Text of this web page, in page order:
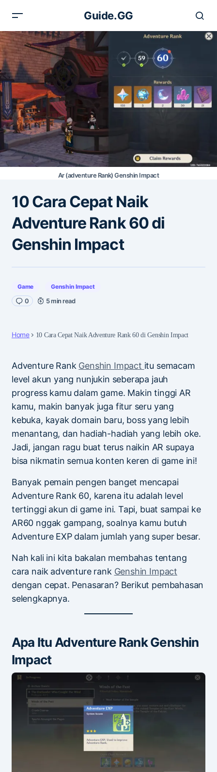
Guide.GG
Ar (adventure Rank) Genshin Impact
10 Cara Cepat Naik
Adventure Rank 60 di
Genshin Impact
Game Genshin Impact
0 5 min read
Home 10 Cara Cepat Naik Adventure Rank 60 di Genshin Impact
Adventure Rank Genshin Impact itu semacam
level akun yang nunjukin seberapa jauh
progress kamu dalam game. Makin tinggi AR
kamu, makin banyak juga fitur seru yang
kebuka, kayak domain baru, boss yang lebih
menantang, dan hadiah-hadiah yang lebih oke.
Jadi, jangan ragu buat terus naikin AR supaya
bisa nikmatin semua konten keren di game ini!
Banyak pemain pengen banget mencapai
Adventure Rank 60, karena itu adalah level
tertinggi akun di game ini. Tapi, buat sampai ke
AR60 nggak gampang, soalnya kamu butuh
Adventure EXP dalam jumlah yang super besar.
Nah kali ini kita bakalan membahas tentang
cara naik adventure rank Genshin Impact
dengan cepat. Penasaran? Berikut pembahasan
selengkapnya.
Apa Itu Adventure Rank Genshin
Impact